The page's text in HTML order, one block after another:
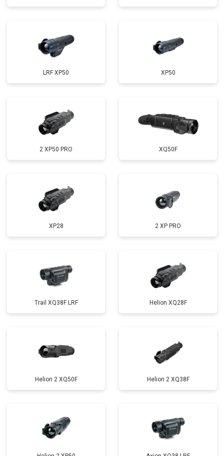
LRF XP50 XP50
2 XP50 PRO XQ50F
XP28 2 XP PRO
Trail XQ38F LRF Helion XQ28F
Helion 2 XQ50F Helion 2 XQ38F